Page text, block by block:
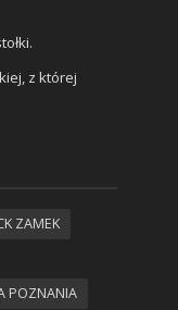
z której
ZAMEK
POZNANIA